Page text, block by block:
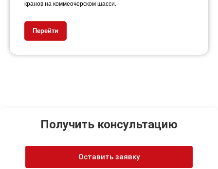
кранов на коммеочерском шасси.
Перейти
Получить консультацию
Оставить заявку